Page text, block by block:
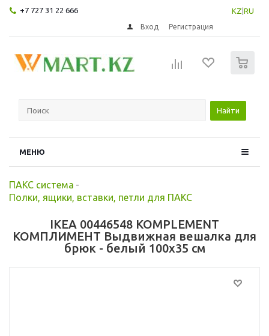
+7 727 31 22 666 KZ RU
Вход Регистрация
Найти
МЕНЮ
ПАКС система -
Полки, ящики, вставки, петли для ПАКС
IKEA 00446548 KOMPLEMENT
КОМПЛИМЕНТ Выдвижная вешалка для
брюк - белый 100x35 см